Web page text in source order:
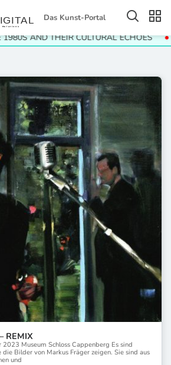
Das Kunst-Portal
AND THEIR CULTURAL ECHOES
REMIX
Museum Schloss Cappenberg Es sind
Bilder von Markus Fräger zeigen. Sie sind aus
und